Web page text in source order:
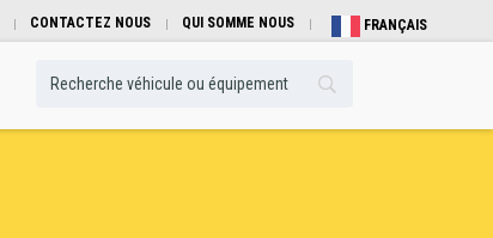
CONTACTEZ NOUS QUI SOMME NOUS FRANÇAIS